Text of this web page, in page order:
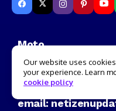
Moto
Menyatukan Nusantara
email:
Our website uses
your experience. Learn
cookie policy